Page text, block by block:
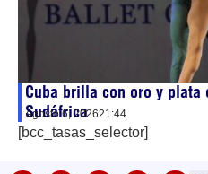
Cuba brilla con oro y
Sudáfrica
agosto 6, 202621:44
[bcc_tasas_selector]